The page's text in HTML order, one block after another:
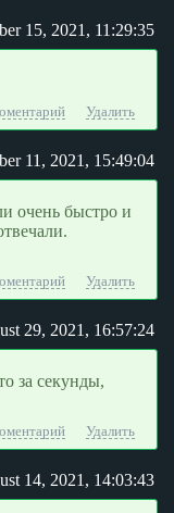
15, 2021, 11:29:35
Удалить
11, 2021, 15:49:04
очень быстро и
Удалить
29, 2021, 16:57:24
за секунды,
Удалить
14, 2021, 14:03:43